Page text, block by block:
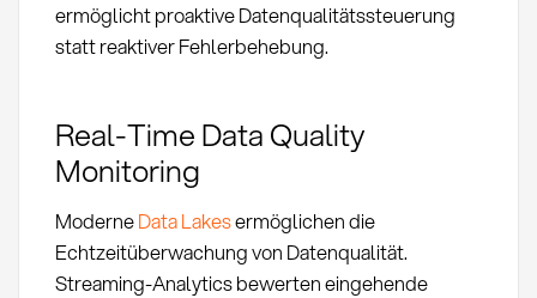
ermöglicht proaktive Datenqualitätssteuerung
statt reaktiver Fehlerbehebung.
Real-Time Data Quality
Monitoring
ModerneData Lakesermöglichen die
Echtzeitüberwachung von Datenqualität.
Streaming-Analytics bewerten eingehende